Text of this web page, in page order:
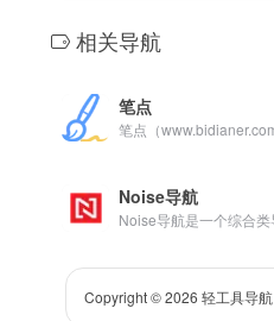
相关导航
笔点
Noise导航
Copyright © 2026 轻工具导航